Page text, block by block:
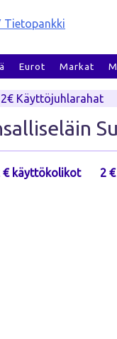
Eurot Markat
Käyttöjuhlarahat
€ käyttökolikot 2